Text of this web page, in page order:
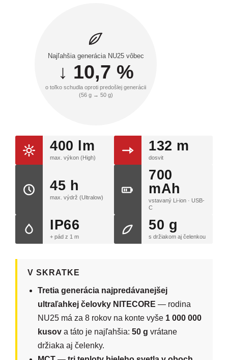
Najľahšia generácia NU25 vôbec
↓ 10,7 %
o toľko schudla oproti predošlej generácii
(56 g → 50 g)
400 lm
max. výkon (High)
132 m
dosvit
45 h
max. výdrž (Ultralow)
700
mAh
vstavaný Li-ion · USB-
C
IP66
+ pád z 1 m
50 g
s držiakom aj čelenkou
V SKRATKE
Tretia generácia najpredávanejšej
ultraľahkej čelovky NITECORE — rodina
NU25 má za 8 rokov na konte vyše 1 000 000
kusov a táto je najľahšia: 50 g vrátane
držiaka aj čelenky.